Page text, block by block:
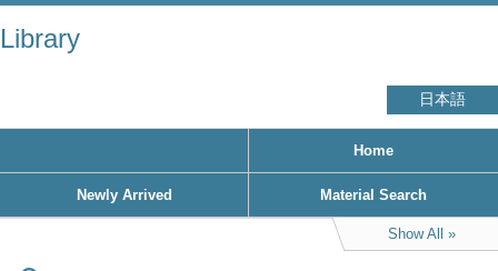
Library
日本語
Home
Newly Arrived Material Search
Show All